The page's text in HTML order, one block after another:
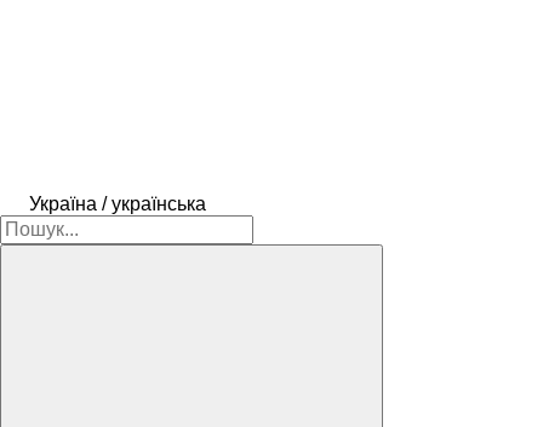
Україна / українська